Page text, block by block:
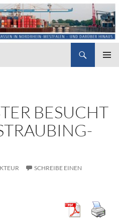
BESUCHT
SCHREIBE EINEN